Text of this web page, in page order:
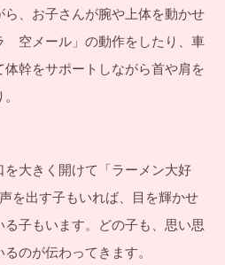
、お子さんが腕や上体を動かせ
空メール」の動作をしたり、車
幹をサポートしながら首や肩を
大きく開けて「ラーメン大好
を出す子もいれば、目を輝かせ
子もいます。どの子も、思い思
のが伝わってきます。